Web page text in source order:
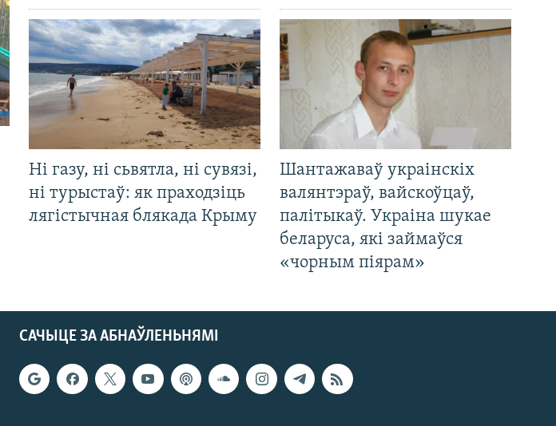
Ні газу, ні сьвятла, ні сувязі,
ні турыстаў: як праходзіць
лягістычная блякада Крыму
Шантажаваў украінскіх
валянтэраў, вайскоўцаў,
палітыкаў. Украіна шукае
беларуса, які займаўся
«чорным піярам»
САЧЫЦЕ ЗА АБНАЎЛЕНЬНЯМІ